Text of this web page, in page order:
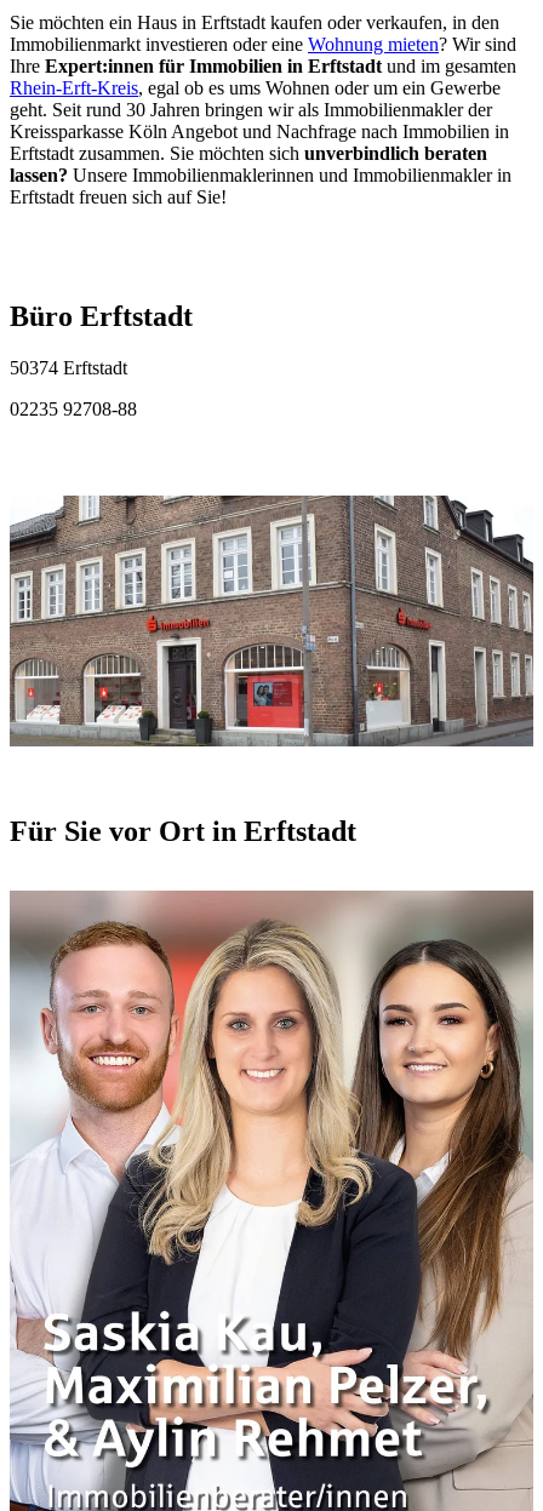
Sie möchten ein Haus in Erftstadt kaufen oder verkaufen, in den
Immobilienmarkt investieren oder eine Wohnung mieten? Wir sind
Ihre Expert:innen für Immobilien in Erftstadt und im gesamten
Rhein-Erft-Kreis, egal ob es ums Wohnen oder um ein Gewerbe
geht. Seit rund 30 Jahren bringen wir als Immobilienmakler der
Kreissparkasse Köln Angebot und Nachfrage nach Immobilien in
Erftstadt zusammen. Sie möchten sich unverbindlich beraten
lassen? Unsere Immobilienmaklerinnen und Immobilienmakler in
Erftstadt freuen sich auf Sie!
Büro Erftstadt
50374 Erftstadt
02235 92708-88
Für Sie vor Ort in Erftstadt